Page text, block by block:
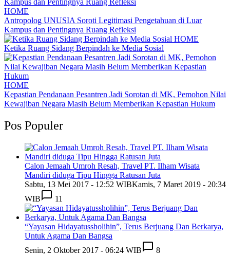
HOME
Antropolog UNUSIA Soroti Legitimasi Pengetahuan di Luar
Kampus dan Pentingnya Ruang Refleksi
HOME
Ketika Ruang Sidang Berpindah ke Media Sosial
HOME
Kepastian Pendanaan Pesantren Jadi Sorotan di MK, Pemohon Nilai
Kewajiban Negara Masih Belum Memberikan Kepastian Hukum
Pos Populer
Calon Jemaah Umroh Resah, Travel PT. Ilham Wisata
Mandiri diduga Tipu Hingga Ratusan Juta
Sabtu, 13 Mei 2017 - 12:52 WIBKamis, 7 Maret 2019 - 20:34
WIB
11
“Yayasan Hidayatussholihin”, Terus Berjuang Dan Berkarya,
Untuk Agama Dan Bangsa
Senin, 2 Oktober 2017 - 06:24 WIB
8